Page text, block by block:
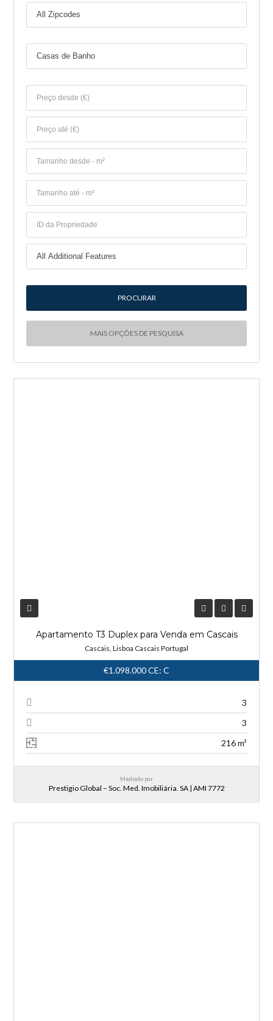
MAIS OPÇÕES DE PESQUISA
Apartamento T3 Duplex para Venda em Cascais
Cascais, Lisboa Cascais Portugal
€1.098.000CE: C
3
3
216 m²
Mediado por
Prestigio Global – Soc. Med. Imobiliária. SA | AMI 7772